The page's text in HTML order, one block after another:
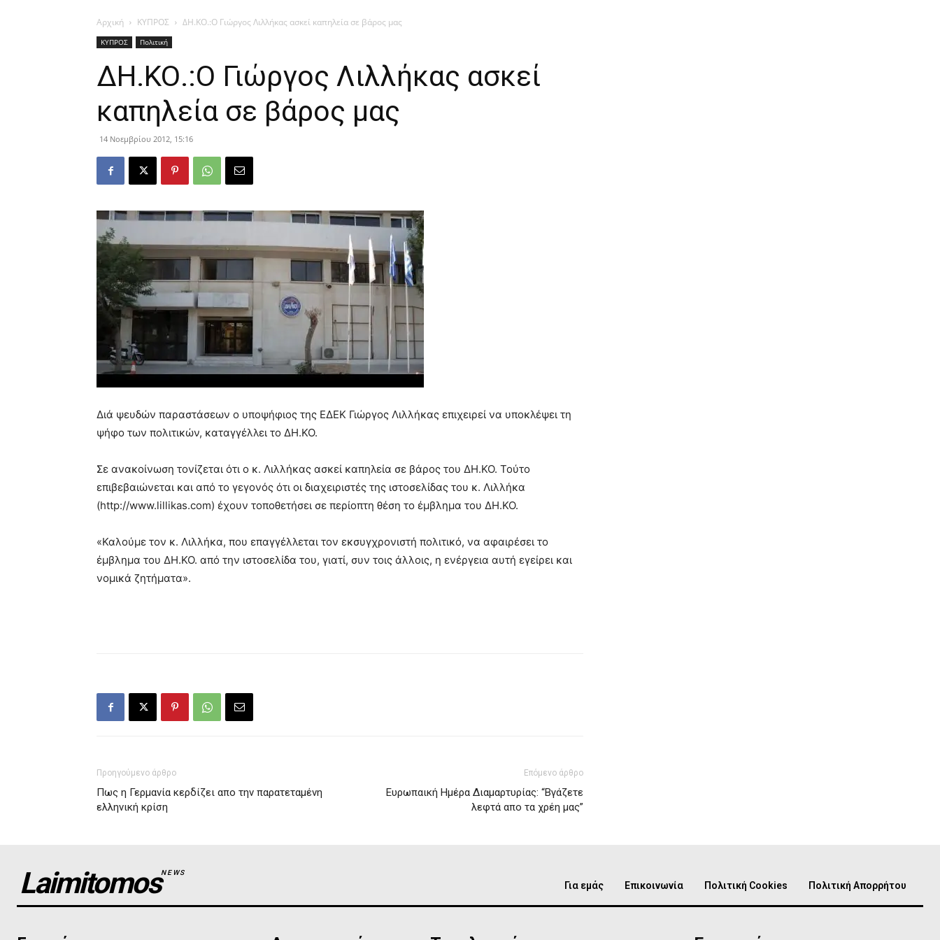
Αρχική ΚΥΠΡΟΣ ΔΗ.ΚΟ.:Ο Γιώργος Λιλλήκας ασκεί καπηλεία σε βάρος μας
ΚΥΠΡΟΣ Πολιτική
ΔΗ.ΚΟ.:Ο Γιώργος Λιλλήκας ασκεί
καπηλεία σε βάρος μας
14 Νοεμβρίου 2012, 15:16
Διά ψευδών παραστάσεων ο υποψήφιος της ΕΔΕΚ Γιώργος Λιλλήκας επιχειρεί να υποκλέψει τη
ψήφο των πολιτικών, καταγγέλλει το ΔΗ.ΚΟ.
Σε ανακοίνωση τονίζεται ότι ο κ. Λιλλήκας ασκεί καπηλεία σε βάρος του ΔΗ.ΚΟ. Τούτο
επιβεβαιώνεται και από το γεγονός ότι οι διαχειριστές της ιστοσελίδας του κ. Λιλλήκα
(http://www.lillikas.com) έχουν τοποθετήσει σε περίοπτη θέση το έμβλημα του ΔΗ.ΚΟ.
«Καλούμε τον κ. Λιλλήκα, που επαγγέλλεται τον εκσυγχρονιστή πολιτικό, να αφαιρέσει το
έμβλημα του ΔΗ.ΚΟ. από την ιστοσελίδα του, γιατί, συν τοις άλλοις, η ενέργεια αυτή εγείρει και
νομικά ζητήματα».
Προηγούμενο άρθρο
Πως η Γερμανία κερδίζει απο την παρατεταμένη
ελληνική κρίση
Επόμενο άρθρο
Ευρωπαική Ημέρα Διαμαρτυρίας: “Βγάζετε
λεφτά απο τα χρέη μας”
LaimitomosNEWS
Για εμάς Επικοινωνία Πολιτική Cookies Πολιτική Απορρήτου